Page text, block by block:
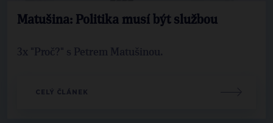
Matušina: Politika musí být službou
3x "Proč?" s Petrem Matušinou.
CELÝ ČLÁNEK